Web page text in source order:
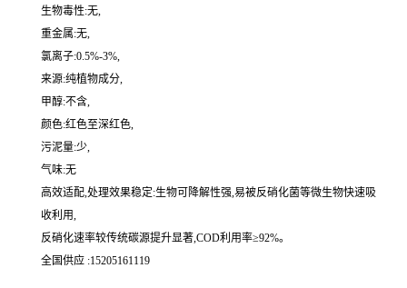
生物毒性:无,
重金属:无,
氯离子:0.5%-3%,
来源:纯植物成分,
甲醇:不含,
颜色:红色至深红色,
污泥量:少,
气味:无
高效适配,处理效果稳定:生物可降解性强,易被反硝化菌等微生物快速吸
收利用,
反硝化速率较传统碳源提升显著,COD利用率≥92%。
全国供应 :15205161119